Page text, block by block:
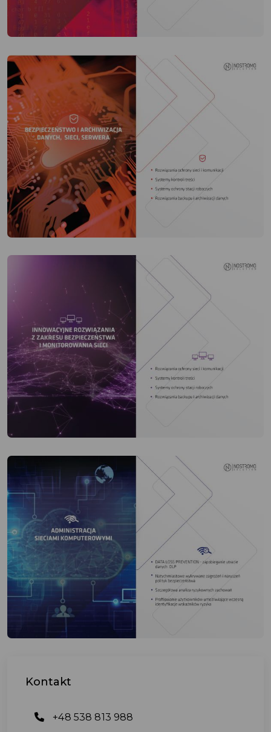
Kontakt
+48 538 813 988